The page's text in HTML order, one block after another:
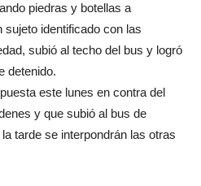
piedras y botellas a
identificado con las
subió al techo del bus y logró
detenido.
este lunes en contra del
y que subió al bus de
tarde se interpondrán las otras